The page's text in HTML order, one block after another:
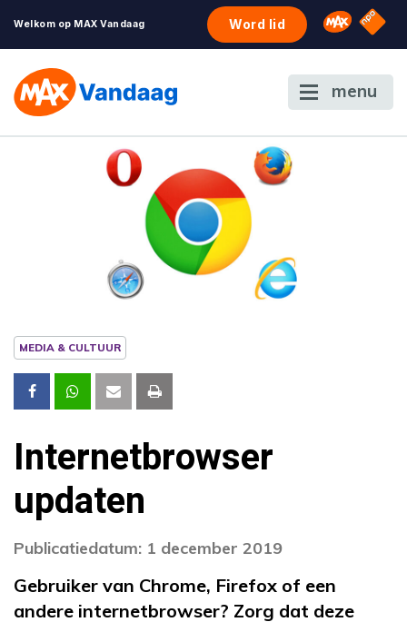
Welkom op MAX Vandaag Word lid Omroep
NPO
menu
MEDIA & CULTUUR
Internetbrowser
updaten
Publicatiedatum: 1 december 2019
Gebruiker van Chrome, Firefox of een
andere internetbrowser? Zorg dat deze